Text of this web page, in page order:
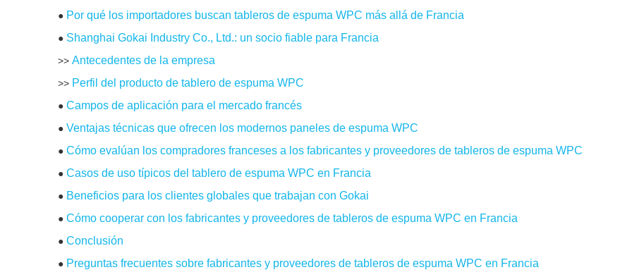
● Por qué los importadores buscan tableros de espuma WPC más allá de Francia
● Shanghai Gokai Industry Co., Ltd.: un socio fiable para Francia
>> Antecedentes de la empresa
>> Perfil del producto de tablero de espuma WPC
● Campos de aplicación para el mercado francés
● Ventajas técnicas que ofrecen los modernos paneles de espuma WPC
● Cómo evalúan los compradores franceses a los fabricantes y proveedores de tableros de espuma WPC
● Casos de uso típicos del tablero de espuma WPC en Francia
● Beneficios para los clientes globales que trabajan con Gokai
● Cómo cooperar con los fabricantes y proveedores de tableros de espuma WPC en Francia
● Conclusión
● Preguntas frecuentes sobre fabricantes y proveedores de tableros de espuma WPC en Francia